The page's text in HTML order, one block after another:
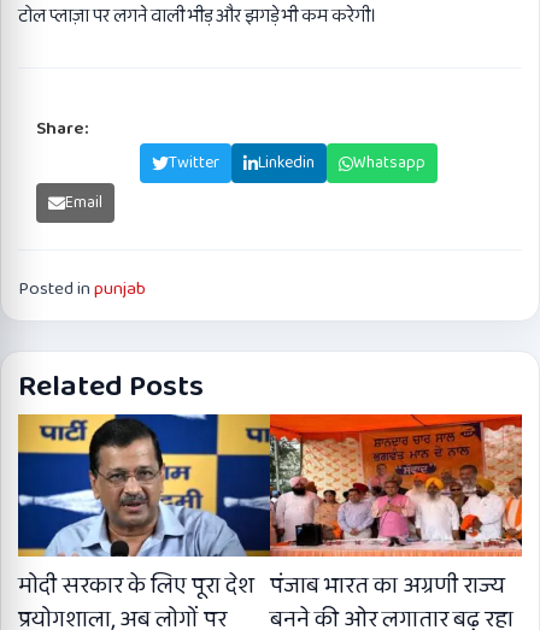
टोल प्लाज़ा पर लगने वाली भीड़ और झगड़े भी कम करेगी।
Share:
Twitter Linkedin
Whatsapp
Email
Posted inpunjab
Related Posts
मोदी सरकार के लिए पूरा देश
प्रयोगशाला, अब लोगों पर
पंजाब भारत का अग्रणी राज्य
बनने की ओर लगातार बढ़ रहा